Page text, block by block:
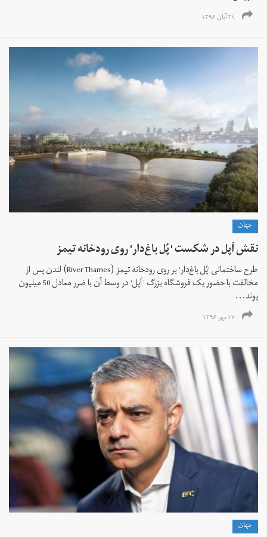
۲۱ آبان ۱۳۹۶
جهان
نقش اَپل در شکست ' پُل باغ‌دار' روی رودخانه تیمز
طرح ساختمانی 'پُل باغ‌دار' بر روی رودخانه تیمز (River Thames) لندن پس از
مخالفت با حضور یک فروشگاه بزرگ ' اَپل' در وسط آن با ضرر معادل 50 میلیون
پوند...
۱۷ مهر ۱۳۹۶
جهان